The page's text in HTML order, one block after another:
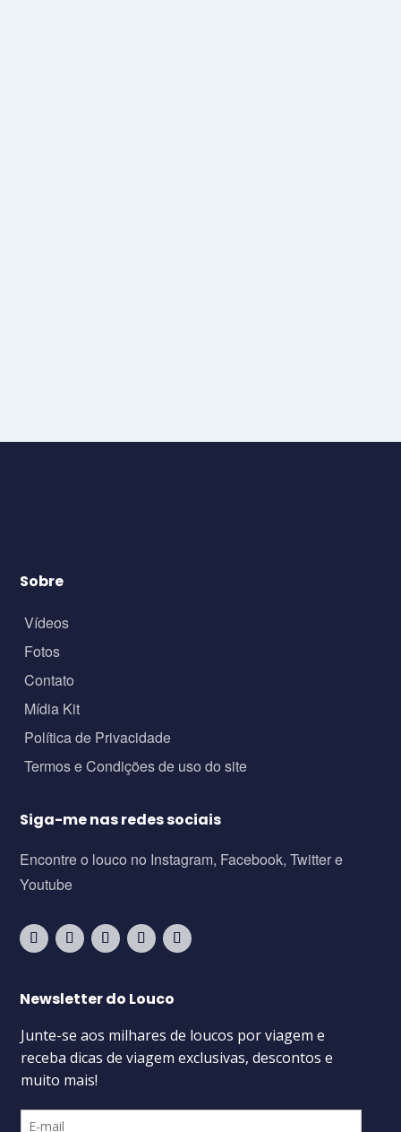
Sobre
Vídeos
Fotos
Contato
Mídia Kit
Política de Privacidade
Termos e Condições de uso do site
Siga-me nas redes sociais
Encontre o louco no Instagram, Facebook, Twitter e
Youtube
Newsletter do Louco